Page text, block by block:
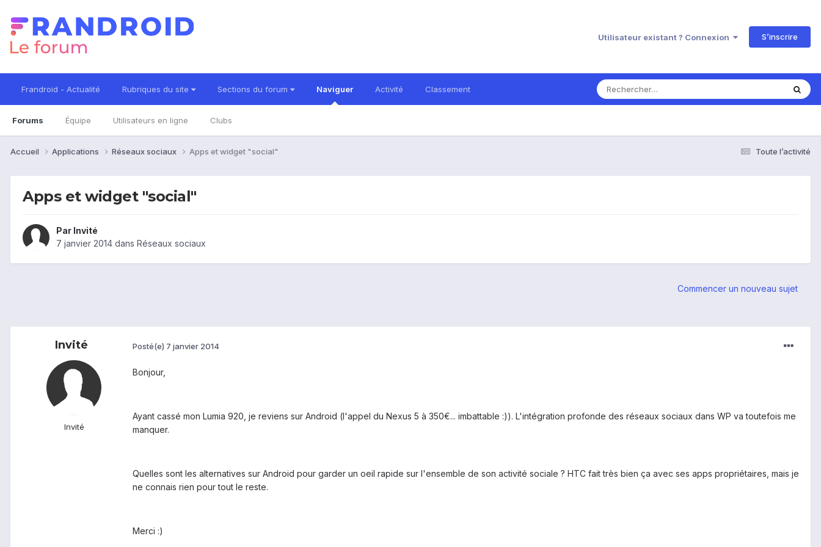
Utilisateur existant ? Connexion S’inscrire
Frandroid - Actualité Rubriques du site Sections du forum Naviguer
Forums Équipe Utilisateurs en ligne Clubs
Activité Classement
Toute l’activité
Accueil Applications Réseaux sociaux Apps et widget "social"
Apps et widget "social"
Par Invité
7 janvier 2014 dans Réseaux sociaux
Commencer un nouveau sujet
Invité
Invité
Posté(e) 7 janvier 2014
Bonjour,
Ayant cassé mon Lumia 920, je reviens sur Android (l'appel du Nexus 5 à 350€... imbattable :)). L'intégration profonde des réseaux sociaux dans WP va toutefois me
manquer.
Quelles sont les alternatives sur Android pour garder un oeil rapide sur l'ensemble de son activité sociale ? HTC fait très bien ça avec ses apps propriétaires, mais je
ne connais rien pour tout le reste.
Merci :)